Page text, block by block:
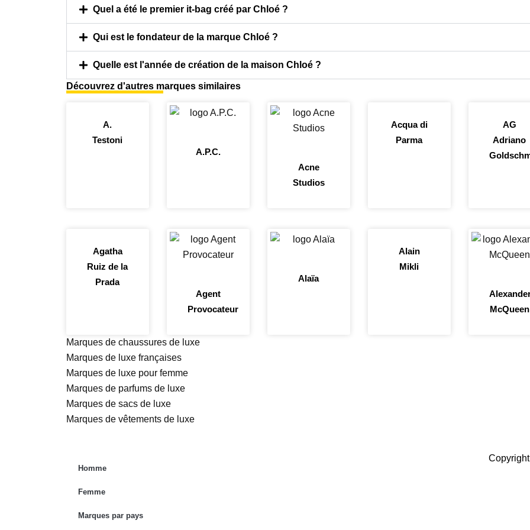
Quel a été le premier it-bag créé par Chloé ?
Qui est le fondateur de la marque Chloé ?
Quelle est l'année de création de la maison Chloé ?
Découvrez d'autres marques similaires
A.
Testoni
A.P.C.
Acne
Studios
Acqua di
Parma
AG
Adriano
Agatha
Ruiz de la
Prada
Agent
Provocateur
Alaïa
Alain
Mikli
McQueen
Marques de chaussures de luxe
Marques de luxe françaises
Marques de luxe pour femme
Marques de parfums de luxe
Marques de sacs de luxe
Marques de vêtements de luxe
Homme
Femme
Marques par pays